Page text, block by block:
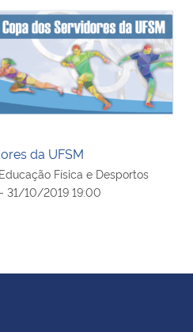
da UFSM
da UFSM
Física e Desportos
31/10/2019 19:00